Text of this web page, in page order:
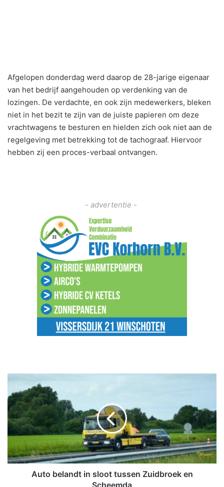
Afgelopen donderdag werd daarop de 28-jarige eigenaar
van het bedrijf aangehouden op verdenking van de
lozingen. De verdachte, en ook zijn medewerkers, bleken
niet in het bezit te zijn van de juiste papieren om deze
vrachtwagens te besturen en hielden zich ook niet aan de
regelgeving met betrekking tot de tachograaf. Hiervoor
hebben zij een proces-verbaal ontvangen.
- advertentie -
t
o
b
a
n
Auto belandt in sloot tussen Zuidbroek en